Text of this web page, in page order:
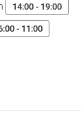
14:00 - 19:00
- 11:00